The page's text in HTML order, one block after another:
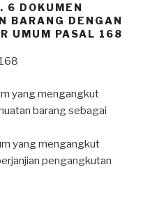
6 DOKUMEN
BARANG DENGAN
UMUM PASAL 168
yang mengangkut
barang sebagai
yang mengangkut
pengangkutan